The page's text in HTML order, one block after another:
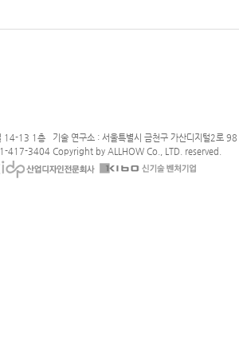
14-13 1층 기술 연구소 : 서울특별시 금천구 가산디지털2로
3404 Copyright by ALLHOW Co., LTD. reserved.